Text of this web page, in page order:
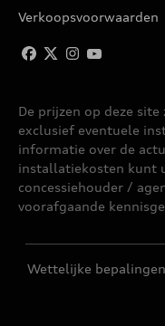
Verkoopsvoorwaarden
De prijzen op deze
exclusief eventuele
informatie over de
installatiekosten kunt
concessiehouder /
voorafgaande
Wettelijke bepalingen